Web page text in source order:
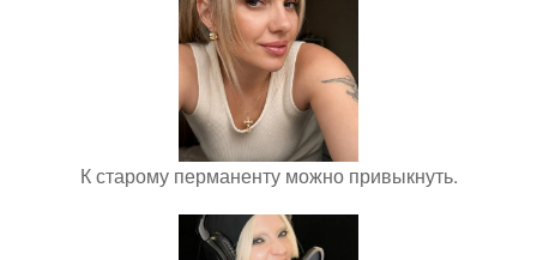
К старому перманенту можно привыкнуть.